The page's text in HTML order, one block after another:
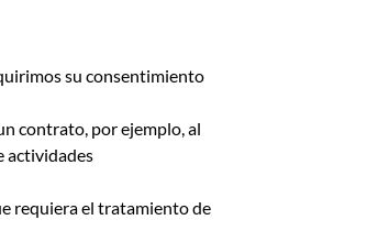
su consentimiento
contrato, por ejemplo, al
actividades
requiera el tratamiento de